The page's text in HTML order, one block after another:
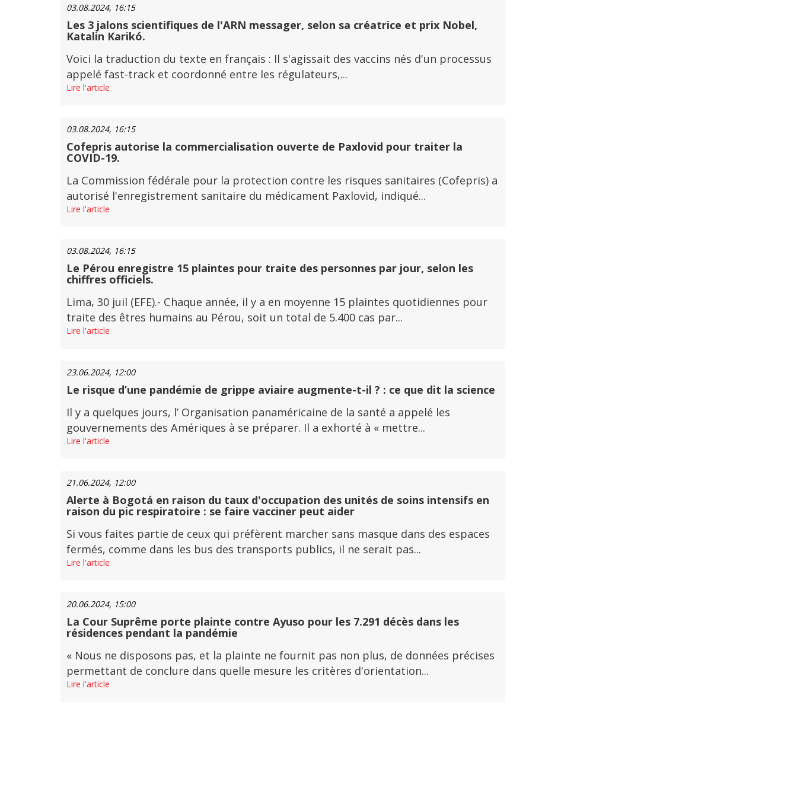
03.08.2024, 16:15
Les 3 jalons scientifiques de l'ARN messager, selon sa créatrice et prix Nobel,
Katalin Karikó.
Voici la traduction du texte en français : Il s'agissait des vaccins nés d'un processus
appelé fast-track et coordonné entre les régulateurs,...
Lire l'article
03.08.2024, 16:15
Cofepris autorise la commercialisation ouverte de Paxlovid pour traiter la
COVID-19.
La Commission fédérale pour la protection contre les risques sanitaires (Cofepris) a
autorisé l'enregistrement sanitaire du médicament Paxlovid, indiqué...
Lire l'article
03.08.2024, 16:15
Le Pérou enregistre 15 plaintes pour traite des personnes par jour, selon les
chiffres officiels.
Lima, 30 juil (EFE).- Chaque année, il y a en moyenne 15 plaintes quotidiennes pour
traite des êtres humains au Pérou, soit un total de 5.400 cas par...
Lire l'article
23.06.2024, 12:00
Le risque d’une pandémie de grippe aviaire augmente-t-il ? : ce que dit la science
Il y a quelques jours, l’ Organisation panaméricaine de la santé a appelé les
gouvernements des Amériques à se préparer. Il a exhorté à « mettre...
Lire l'article
21.06.2024, 12:00
Alerte à Bogotá en raison du taux d'occupation des unités de soins intensifs en
raison du pic respiratoire : se faire vacciner peut aider
Si vous faites partie de ceux qui préfèrent marcher sans masque dans des espaces
fermés, comme dans les bus des transports publics, il ne serait pas...
Lire l'article
20.06.2024, 15:00
La Cour Suprême porte plainte contre Ayuso pour les 7.291 décès dans les
résidences pendant la pandémie
« Nous ne disposons pas, et la plainte ne fournit pas non plus, de données précises
permettant de conclure dans quelle mesure les critères d'orientation...
Lire l'article